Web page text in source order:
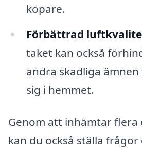
köpare.
Förbättrad
taket kan också
andra skadliga
sig i hemmet.
Genom att inhämtar flera
kan du också ställa